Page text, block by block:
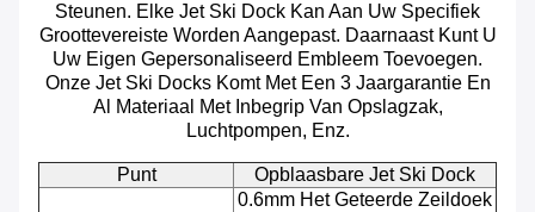
Steunen. Elke Jet Ski Dock Kan Aan Uw Specifiek
Groottevereiste Worden Aangepast. Daarnaast Kunt U
Uw Eigen Gepersonaliseerd Embleem Toevoegen.
Onze Jet Ski Docks Komt Met Een 3 Jaargarantie En
Al Materiaal Met Inbegrip Van Opslagzak,
Luchtpompen, Enz.
Punt Opblaasbare Jet Ski Dock
0.6mm Het Geteerde Zeildoek